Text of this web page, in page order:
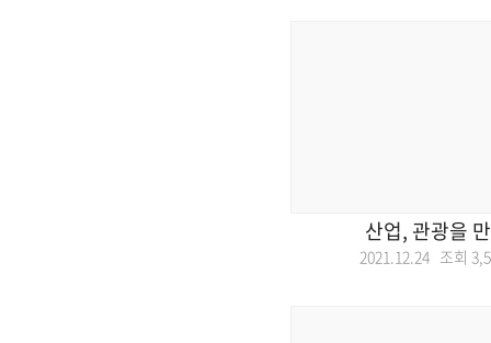
산업, 관광을
2021.12.24 조회